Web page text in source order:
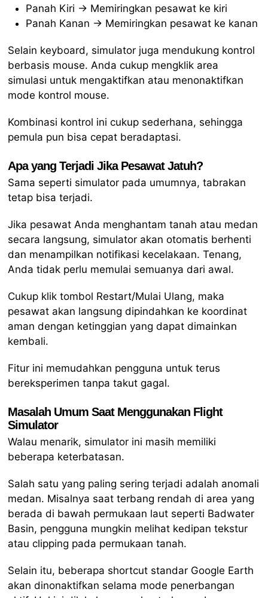
Panah Kiri → Memiringkan pesawat ke kiri
Panah Kanan → Memiringkan pesawat ke kanan
Selain keyboard, simulator juga mendukung kontrol
berbasis mouse. Anda cukup mengklik area
simulasi untuk mengaktifkan atau menonaktifkan
mode kontrol mouse.
Kombinasi kontrol ini cukup sederhana, sehingga
pemula pun bisa cepat beradaptasi.
Apa yang Terjadi Jika Pesawat Jatuh?
Sama seperti simulator pada umumnya, tabrakan
tetap bisa terjadi.
Jika pesawat Anda menghantam tanah atau medan
secara langsung, simulator akan otomatis berhenti
dan menampilkan notifikasi kecelakaan. Tenang,
Anda tidak perlu memulai semuanya dari awal.
Cukup klik tombol Restart/Mulai Ulang, maka
pesawat akan langsung dipindahkan ke koordinat
aman dengan ketinggian yang dapat dimainkan
kembali.
Fitur ini memudahkan pengguna untuk terus
bereksperimen tanpa takut gagal.
Masalah Umum Saat Menggunakan Flight
Simulator
Walau menarik, simulator ini masih memiliki
beberapa keterbatasan.
Salah satu yang paling sering terjadi adalah anomali
medan. Misalnya saat terbang rendah di area yang
berada di bawah permukaan laut seperti Badwater
Basin, pengguna mungkin melihat kedipan tekstur
atau clipping pada permukaan tanah.
Selain itu, beberapa shortcut standar Google Earth
akan dinonaktifkan selama mode penerbangan